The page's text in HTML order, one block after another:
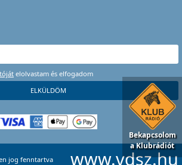
elolvastam és elfogadom
jog fenntartva www.vdsz.hu
Bekapcsolom
a Klubrádiót